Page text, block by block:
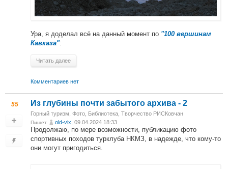
Ура, я доделал всё на данный момент по "100 вершинам
Кавказа":
Читать далее
Комментариев нет
55 Из глубины почти забытого архива - 2
Горный туризм Фото Библиотека Творчество РИСКовчан
Пишет old-vix , 09.04.2024 18:33
Продолжаю, по мере возможности, публикацию фото
спортивных походов турклуба НКМЗ, в надежде, что кому-то
они могут пригодиться.